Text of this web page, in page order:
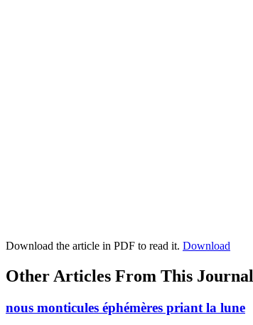
Download the article in PDF to read it. Download
Other Articles From This Journal
nous monticules éphémères priant la lune